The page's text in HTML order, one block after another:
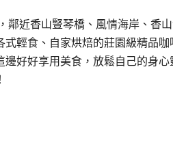
近香山豎琴橋、風情海岸、香山
輕食、自家烘焙的莊園級精品咖
好好享用美食，放鬆自己的身心